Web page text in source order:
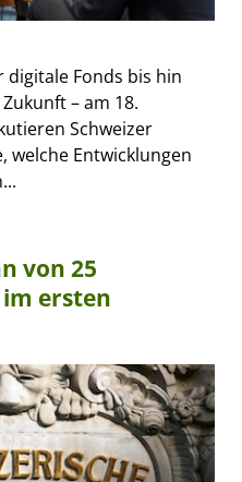
digitale Fonds bis hin
– am 18.
Schweizer
Entwicklungen
von 25
ersten